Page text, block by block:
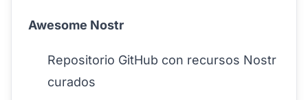
Awesome Nostr
Repositorio GitHub con recursos Nostr
curados